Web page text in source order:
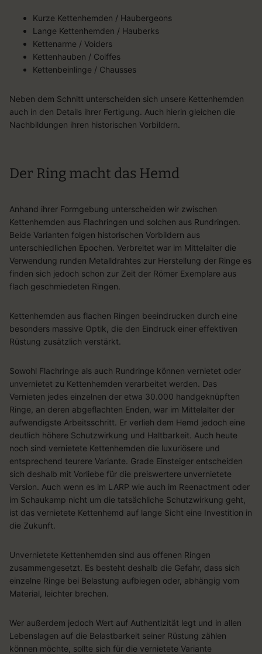
Kurze Kettenhemden / Haubergeons
Lange Kettenhemden / Hauberks
Kettenarme / Voiders
Kettenhauben / Coiffes
Kettenbeinlinge / Chausses
Neben dem Schnitt unterscheiden sich unsere Kettenhemden
auch in den Details ihrer Fertigung. Auch hierin gleichen die
Nachbildungen ihren historischen Vorbildern.
Der Ring macht das Hemd
Anhand ihrer Formgebung unterscheiden wir zwischen
Kettenhemden aus Flachringen und solchen aus Rundringen.
Beide Varianten folgen historischen Vorbildern aus
unterschiedlichen Epochen. Verbreitet war im Mittelalter die
Verwendung runden Metalldrahtes zur Herstellung der Ringe es
finden sich jedoch schon zur Zeit der Römer Exemplare aus
flach geschmiedeten Ringen.
Kettenhemden aus flachen Ringen beeindrucken durch eine
besonders massive Optik, die den Eindruck einer effektiven
Rüstung zusätzlich verstärkt.
Sowohl Flachringe als auch Rundringe können vernietet oder
unvernietet zu Kettenhemden verarbeitet werden. Das
Vernieten jedes einzelnen der etwa 30.000 handgeknüpften
Ringe, an deren abgeflachten Enden, war im Mittelalter der
aufwendigste Arbeitsschritt. Er verlieh dem Hemd jedoch eine
deutlich höhere Schutzwirkung und Haltbarkeit. Auch heute
noch sind vernietete Kettenhemden die luxuriösere und
entsprechend teurere Variante. Grade Einsteiger entscheiden
sich deshalb mit Vorliebe für die preiswertere unvernietete
Version. Auch wenn es im LARP wie auch im Reenactment oder
im Schaukamp nicht um die tatsächliche Schutzwirkung geht,
ist das vernietete Kettenhemd auf lange Sicht eine Investition in
die Zukunft.
Unvernietete Kettenhemden sind aus offenen Ringen
zusammengesetzt. Es besteht deshalb die Gefahr, dass sich
einzelne Ringe bei Belastung aufbiegen oder, abhängig vom
Material, leichter brechen.
Wer außerdem jedoch Wert auf Authentizität legt und in allen
Lebenslagen auf die Belastbarkeit seiner Rüstung zählen
können möchte, sollte sich für die vernietete Variante